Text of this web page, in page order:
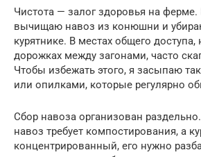
Чистота — залог здоровья на
вычищаю навоз из конюшни и
курятнике. В местах общего
дорожках между загонами, часто
Чтобы избежать этого, я засыпаю
или опилками, которые регулярно
Сбор навоза организован
навоз требует компостирования, а
концентрированный, его нужно